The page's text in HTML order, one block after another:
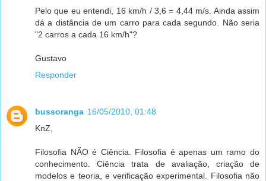
Pelo que eu entendi, 16 km/h / 3,6 = 4,44 m/s. Ainda assim
dá a distância de um carro para cada segundo. Não seria
"2 carros a cada 16 km/h"?
Gustavo
Responder
bussoranga 16/05/2010, 01:48
KnZ,
Filosofia NÃO é Ciência. Filosofia é apenas um ramo do
conhecimento. Ciência trata de avaliação, criação de
modelos e teoria, e verificação experimental. Filosofia não